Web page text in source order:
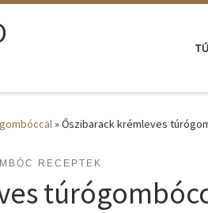
»Őszibarack krémleves
RECEPTEK